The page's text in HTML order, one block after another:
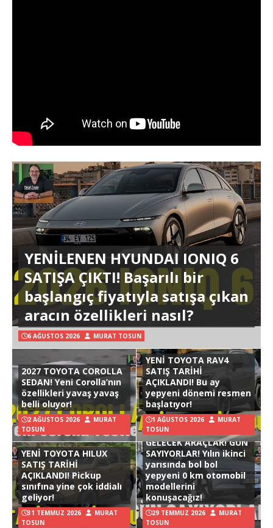
YENİLENEN HYUNDAI IONIQ 6
SATIŞA ÇIKTI! Başarılı bir
başlangıç fiyatıyla satışa çıkan
aracın özellikleri nasıl?
6 AĞUSTOS 2026 MURAT TOSUN
2027 TOYOTA COROLLA
SEDAN! Yeni Corolla’nın
özellikleri yavaş yavaş
belli oluyor!
2 AĞUSTOS 2026
MURAT
TOSUN
YENİ TOYOTA RAV4
SATIŞ TARİHİ
AÇIKLANDI! Bu ay
yepyeni dönemi resmen
başlatıyor!
1 AĞUSTOS 2026
MURAT
TOSUN
YENİ TOYOTA HILUX
SATIŞ TARİHİ
AÇIKLANDI! Pickup
sınıfına yine çok iddialı
geliyor!
31 TEMMUZ 2026
MURAT
TOSUN
GELECEK ARAÇLAR! GÜN
SAYIYORLAR! Yılın ikinci
yarısında bol bol
yepyeni 0 km otomobil
modellerini
konuşacağız!
29 TEMMUZ 2026
MURAT
TOSUN